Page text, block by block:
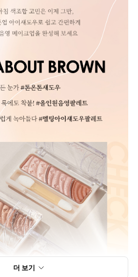
더 보기